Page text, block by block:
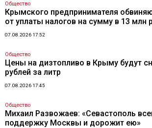
Общество
Крымского предпринимателя
от уплаты налогов на сумму в 13 млн
07.08.2026 17:52
Общество
Цены на дизтопливо в Крыму будут
рублей за литр
07.08.2026 17:45
Общество
Михаил Развожаев: «Севастополь
поддержку Москвы и дорожит ею»